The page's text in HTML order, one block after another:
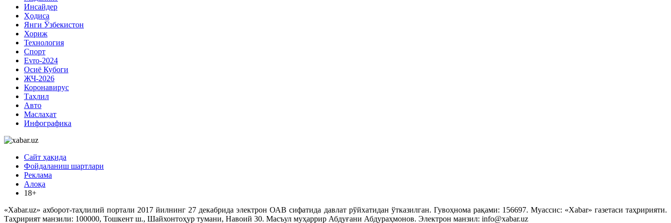
Инсайдер
Ҳодиса
Янги Ўзбекистон
Хориж
Технология
Спорт
Evro-2024
Осиё Кубоги
ЖЧ-2026
Коронавирус
Таҳлил
Авто
Маслаҳат
Инфографика
Сайт ҳақида
Фойдаланиш шартлари
Реклама
Алоқа
18+
«Xabar.uz» ахборот-таҳлилий портали 2017 йилнинг 27 декабрида электрон ОАВ сифатида давлат рўйхатидан ўтказилган. Гувоҳнома рақами: 156697. Муассис: «Xabar» газетаси таҳририяти.
Таҳририят манзили: 100000, Тошкент ш., Шайхонтоҳур тумани, Навоий 30. Масъул муҳаррир Абдуғани Абдураҳмонов. Электрон манзил: info@xabar.uz